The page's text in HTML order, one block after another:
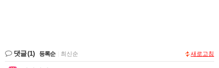
댓글(1) 등록순 최신순 새로고침